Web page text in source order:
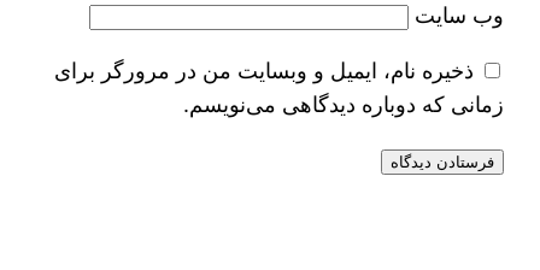
وب‌ سایت
ذخیره نام، ایمیل و وبسایت من در مرورگر برای
زمانی که دوباره دیدگاهی می‌نویسم.